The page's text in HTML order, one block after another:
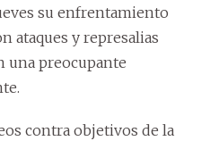
su enfrentamiento
ataques y represalias
una preocupante
contra objetivos de la